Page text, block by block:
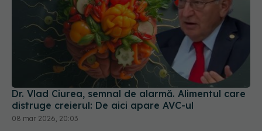
Dr. Vlad Ciurea, semnal de alarmă. Alimentul care
distruge creierul: De aici apare AVC-ul
08 mar 2026, 20:03